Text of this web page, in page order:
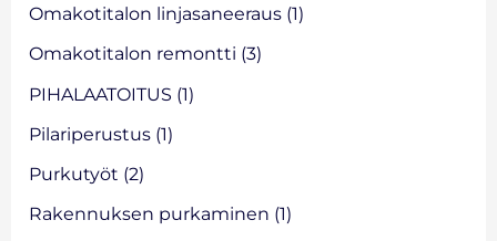
Omakotitalon linjasaneeraus (1)
Omakotitalon remontti (3)
PIHALAATOITUS (1)
Pilariperustus (1)
Purkutyöt (2)
Rakennuksen purkaminen (1)